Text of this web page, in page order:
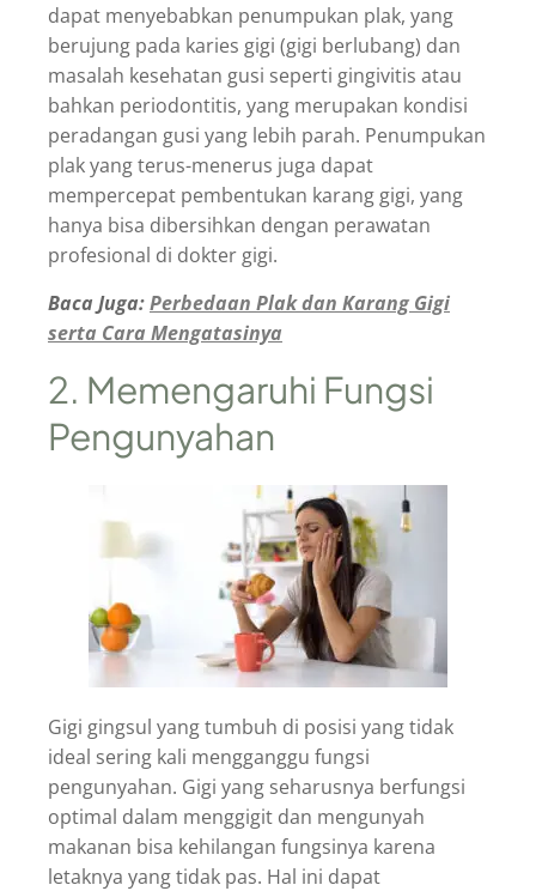
dapat menyebabkan penumpukan plak, yang
berujung pada karies gigi (gigi berlubang) dan
masalah kesehatan gusi seperti gingivitis atau
bahkan periodontitis, yang merupakan kondisi
peradangan gusi yang lebih parah. Penumpukan
plak yang terus-menerus juga dapat
mempercepat pembentukan karang gigi, yang
hanya bisa dibersihkan dengan perawatan
profesional di dokter gigi.
Baca Juga:Perbedaan Plak dan Karang Gigi
serta Cara Mengatasinya
2. Memengaruhi Fungsi
Pengunyahan
Gigi gingsul yang tumbuh di posisi yang tidak
ideal sering kali mengganggu fungsi
pengunyahan. Gigi yang seharusnya berfungsi
optimal dalam menggigit dan mengunyah
makanan bisa kehilangan fungsinya karena
letaknya yang tidak pas. Hal ini dapat